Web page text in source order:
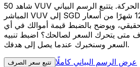
شاهد 50 VUV الخاص بك أثناء الحركة. يتتبع الرسم البياني
المباشر VUV إلى SGD الخاص بنا على مدار 12 شهرًا من أسعار
ويوضح بالضبط قيمة أموالك في أي
متى يتحرك السعر لصالحك؟ اضبط تنبيه
السعر وسنخبرك عندما يصل إلى هدفك.
تتبع سعر الصرف عرض الرسم البياني كاملًا